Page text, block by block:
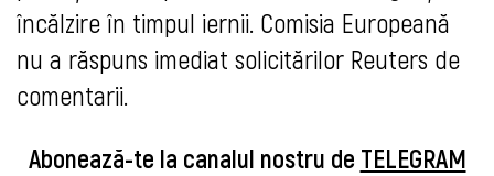
încălzire în timpul iernii. Comisia Europeană
nu a răspuns imediat solicitărilor Reuters de
comentarii.
Abonează-te la canalul nostru de TELEGRAM